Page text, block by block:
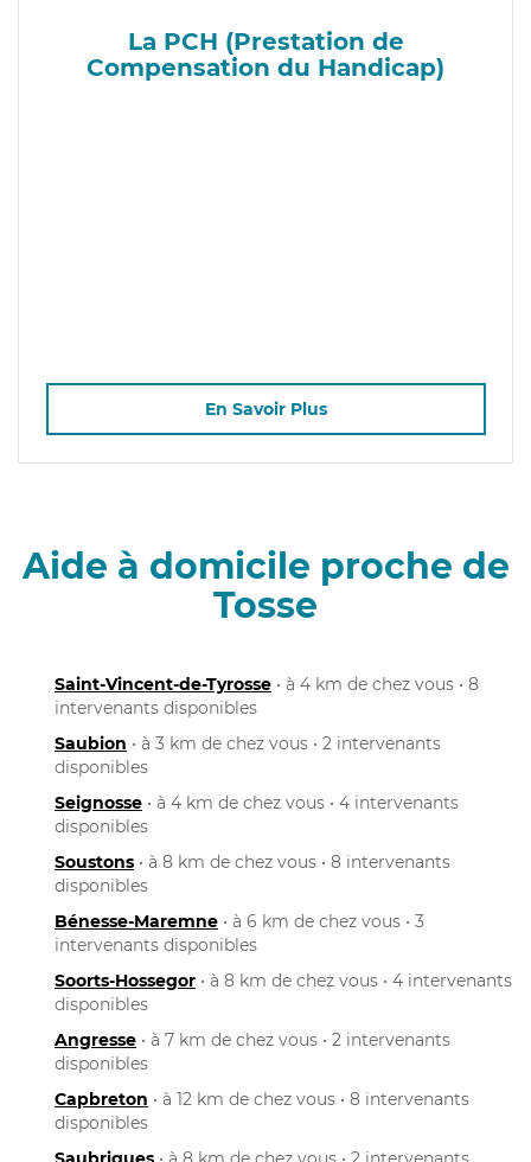
La PCH (Prestation de
Compensation du Handicap)
En Savoir Plus
Aide à domicile proche de
Tosse
Saint-Vincent-de-Tyrosse • à 4 km de chez vous • 8
intervenants disponibles
Saubion • à 3 km de chez vous • 2 intervenants
disponibles
Seignosse • à 4 km de chez vous • 4 intervenants
disponibles
Soustons • à 8 km de chez vous • 8 intervenants
disponibles
Bénesse-Maremne • à 6 km de chez vous • 3
intervenants disponibles
Soorts-Hossegor • à 8 km de chez vous • 4 intervenants
disponibles
Angresse • à 7 km de chez vous • 2 intervenants
disponibles
Capbreton • à 12 km de chez vous • 8 intervenants
disponibles